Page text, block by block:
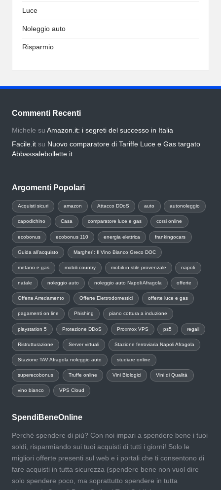
Luce
Noleggio auto
Risparmio
Commenti Recenti
Michele su Amazon.it: i segreti del successo in Italia
Facile.it su Nuovo comparatore di Tariffe Luce e Gas targato
Abbassalebollette.it
Argomenti Popolari
Acquisti sicuri amazon Attacco DDoS auto autonoleggio
capodichino Casa comparatore luce e gas corsi online
ecobonus ecobonus 110 energia elettrica frankingocars
Guida all'acquisto Margherì: Il Vino Bianco Greco DOC
metano e gas mobili country mobili in stile provenzale napoli
natale noleggio auto noleggio auto Napoli Afragola offerte
Offerte Arredamento Offerte Elettrodomestici offerte luce e gas
pagamenti on line Phishing piano cottura a induzione
playstation 5 Protezione DDoS Proxmox VPS ps5 regali
Ristrutturazione Server virtuali Stazione ferroviaria Napoli Afragola
Stazione TAV Afragola noleggio auto studiare online
superecobonus Truffe online Vini Biologici Vini di Qualità
vino bianco VPS Cloud
SpendiBeneOnline
Perché spendere di più? Con noi impari a spendere bene i tuoi
soldi, risparmiando sui tuoi acquisti di tutti i giorni! Solo le
migliori offerte presenti sul web e i portali che ti consentono di
fare acquisti in tutta sicurezza (spendere bene non vuol dire
solo spendere poco, ma soprattutto spendere in tutta